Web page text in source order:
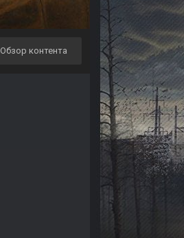
Обзор контента